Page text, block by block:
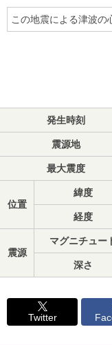
この地震による津波の
発生時刻
震源地
最大震度
位置
緯度
経度
震源
マグニチュー
深さ
Twitter